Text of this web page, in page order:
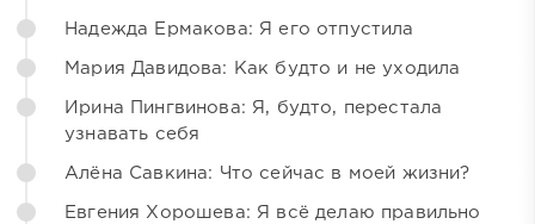
Надежда Ермакова: Я его отпустила
Мария Давидова: Как будто и не уходила
Ирина Пингвинова: Я, будто, перестала
узнавать себя
Алёна Савкина: Что сейчас в моей жизни?
Евгения Хорошева: Я всё делаю правильно